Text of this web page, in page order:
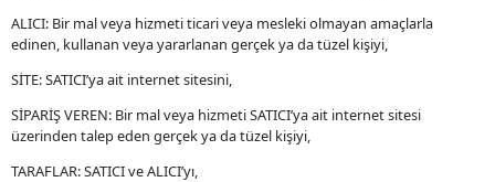
ALICI: Bir mal veya hizmeti ticari veya mesleki olmayan amaçlarla
edinen, kullanan veya yararlanan gerçek ya da tüzel kişiyi,
SİTE: SATICI’ya ait internet sitesini,
SİPARİŞ VEREN: Bir mal veya hizmeti SATICI’ya ait internet sitesi
üzerinden talep eden gerçek ya da tüzel kişiyi,
TARAFLAR: SATICI ve ALICI’yı,